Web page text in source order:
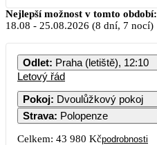
Nejlepší možnost v tomto období:
18.08 - 25.08.2026 (8 dní, 7 nocí)
Odlet: Praha (letiště), 12:10
Letový řád
Pokoj: Dvoulůžkový pokoj
Strava: Polopenze
Celkem: 43 980 Kčpodrobnosti